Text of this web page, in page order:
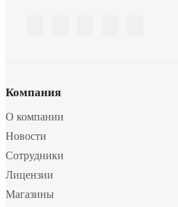
Компания
О компании
Новости
Сотрудники
Лицензии
Магазины